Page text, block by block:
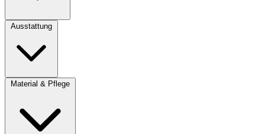
Ausstattung
Material & Pflege